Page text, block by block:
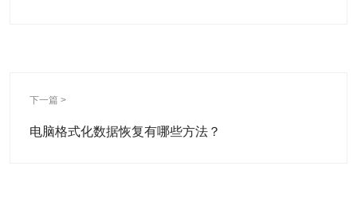
下一篇 >
电脑格式化数据恢复有哪些方法？